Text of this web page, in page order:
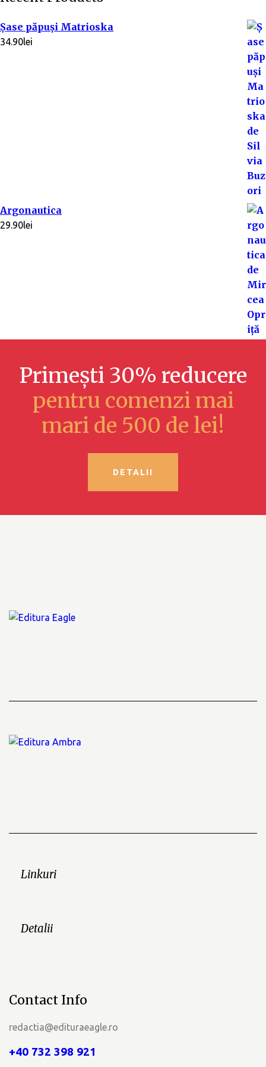
Șase păpuși Matrioska
34.90lei
Argonautica
29.90lei
Primești 30% reducere
pentru comenzi mai
mari de 500 de lei!
DETALII
Linkuri
Detalii
Contact Info
redactia@edituraeagle.ro
+40 732 398 921